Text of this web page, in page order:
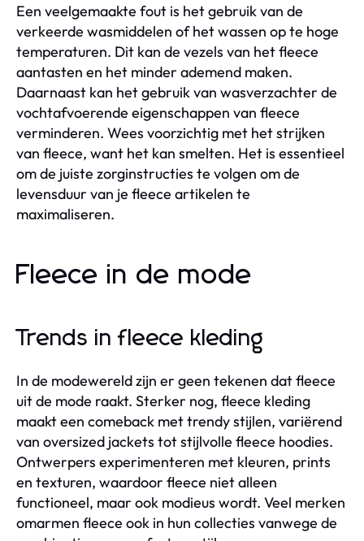
Een veelgemaakte fout is het gebruik van de
verkeerde wasmiddelen of het wassen op te hoge
temperaturen. Dit kan de vezels van het fleece
aantasten en het minder ademend maken.
Daarnaast kan het gebruik van wasverzachter de
vochtafvoerende eigenschappen van fleece
verminderen. Wees voorzichtig met het strijken
van fleece, want het kan smelten. Het is essentieel
om de juiste zorginstructies te volgen om de
levensduur van je fleece artikelen te
maximaliseren.
Fleece in de mode
Trends in fleece kleding
In de modewereld zijn er geen tekenen dat fleece
uit de mode raakt. Sterker nog, fleece kleding
maakt een comeback met trendy stijlen, variërend
van oversized jackets tot stijlvolle fleece hoodies.
Ontwerpers experimenteren met kleuren, prints
en texturen, waardoor fleece niet alleen
functioneel, maar ook modieus wordt. Veel merken
omarmen fleece ook in hun collecties vanwege de